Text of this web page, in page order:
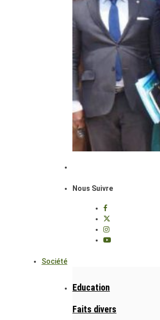
Nous Suivre
Société
Education
Faits divers